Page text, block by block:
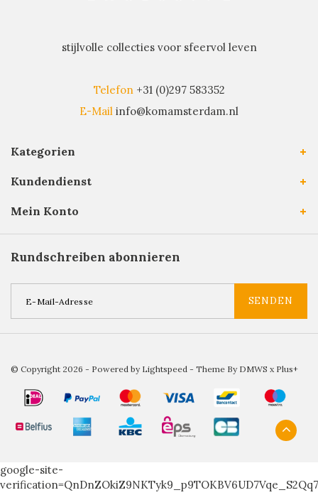
stijlvolle collecties voor sfeervol leven
Telefon +31 (0)297 583352
E-Mail info@komamsterdam.nl
Kategorien
Kundendienst
Mein Konto
Rundschreiben abonnieren
SENDEN
© Copyright 2026 - Powered by Lightspeed - Theme By DMWS x Plus+
google-site-